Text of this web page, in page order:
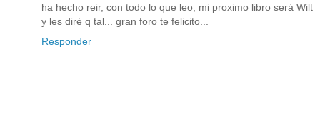
ha hecho reir, con todo lo que leo, mi proximo libro serà Wilt
y les diré q tal... gran foro te felicito...
Responder